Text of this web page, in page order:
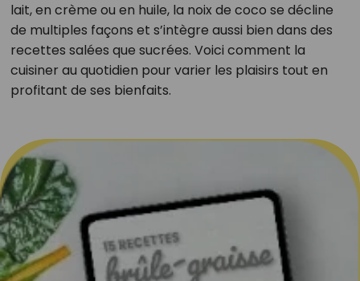
lait, en crème ou en huile, la noix de coco se décline
de multiples façons et s’intègre aussi bien dans des
recettes salées que sucrées. Voici comment la
cuisiner au quotidien pour varier les plaisirs tout en
profitant de ses bienfaits.